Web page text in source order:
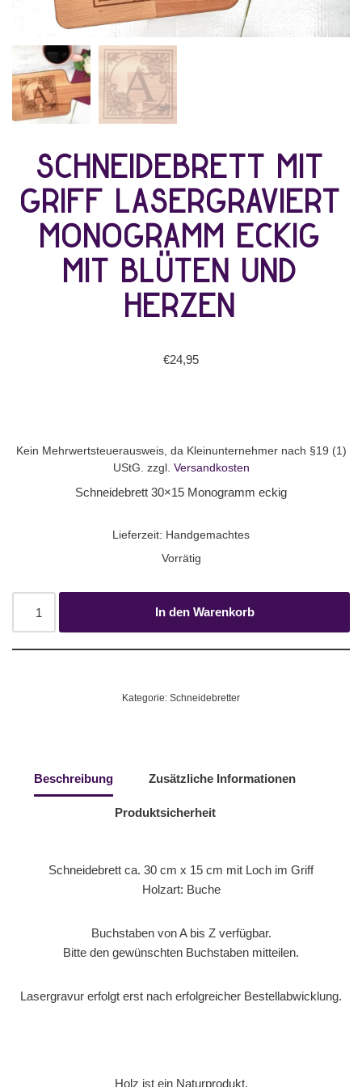
Schneidebrett mit
Griff lasergraviert
Monogramm eckig
mit Blüten und
Herzen
€24,95
Kein Mehrwertsteuerausweis, da Kleinunternehmer nach §19 (1)
UStG. zzgl. Versandkosten
Schneidebrett 30×15 Monogramm eckig
Lieferzeit: Handgemachtes
Vorrätig
In den Warenkorb
Kategorie: Schneidebretter
Beschreibung Zusätzliche Informationen
Produktsicherheit
Schneidebrett ca. 30 cm x 15 cm mit Loch im Griff
Holzart: Buche
Buchstaben von A bis Z verfügbar.
Bitte den gewünschten Buchstaben mitteilen.
Lasergravur erfolgt erst nach erfolgreicher Bestellabwicklung.
Holz ist ein Naturprodukt.